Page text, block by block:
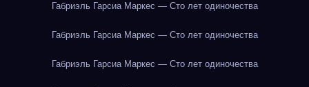
Габриэль Гарсиа Маркес — Сто лет одиночества
Габриэль Гарсиа Маркес — Сто лет одиночества
Габриэль Гарсиа Маркес — Сто лет одиночества